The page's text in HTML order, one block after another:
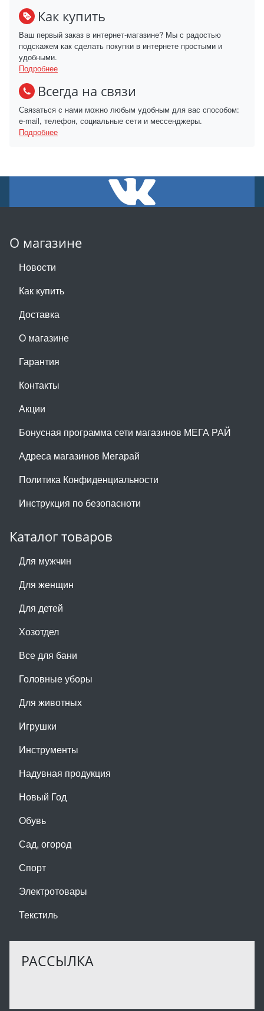
Как купить
Ваш первый заказ в интернет-магазине? Мы с радостью
подскажем как сделать покупки в интернете простыми и
удобными.
Подробнее
Всегда на связи
Связаться с нами можно любым удобным для вас способом:
e-mail, телефон, социальные сети и мессенджеры.
Подробнее
О магазине
Новости
Как купить
Доставка
О магазине
Гарантия
Контакты
Акции
Бонусная программа сети магазинов МЕГА РАЙ
Адреса магазинов Мегарай
Политика Конфиденциальности
Инструкция по безопасноти
Каталог товаров
Для мужчин
Для женщин
Для детей
Хозотдел
Все для бани
Головные уборы
Для животных
Игрушки
Инструменты
Надувная продукция
Новый Год
Обувь
Сад, огород
Спорт
Электротовары
Текстиль
РАССЫЛКА